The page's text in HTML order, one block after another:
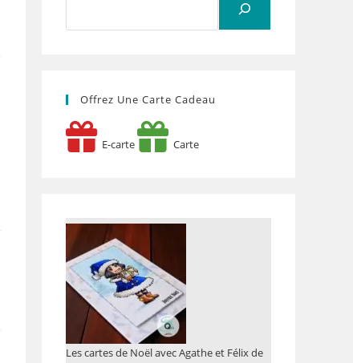
Offrez Une Carte Cadeau
E-carte Carte
Les cartes de Noël avec Agathe et Félix de